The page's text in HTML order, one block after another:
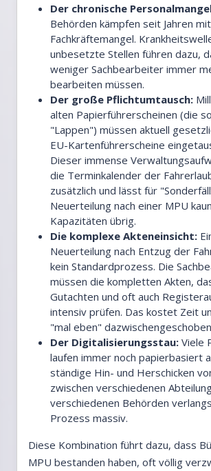
Der chronische
Behörden kämpfen seit Jahren
Fachkräftemangel.
unbesetzte Stellen führen dazu,
weniger Sachbearbeiter immer
bearbeiten müssen.
Der große Pflichtumtausch:
alten Papierführerscheinen (die
"Lappen") müssen aktuell
EU-Kartenführerscheine
Dieser immense
die Terminkalender der
zusätzlich und lässt für
Neuerteilung nach einer MPU
Kapazitäten übrig.
Die komplexe Akteneinsicht:
Neuerteilung nach Entzug der
kein Standardprozess. Die
müssen die kompletten Akten,
Gutachten und oft auch
intensiv prüfen. Das kostet Zeit
"mal eben"
Der Digitalisierungsstau: Viele
laufen immer noch papierbasiert
ständige Hin- und Herschicken
zwischen verschiedenen
verschiedenen Behörden
Prozess massiv.
Diese Kombination führt dazu, dass
MPU bestanden haben, oft völlig